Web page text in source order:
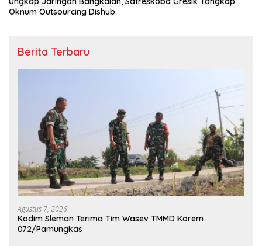
Oknum Outsourcing Dishub
Berita Terbaru
Agustus 7, 2026
Kodim Sleman Terima Tim Wasev TMMD Korem
072/Pamungkas